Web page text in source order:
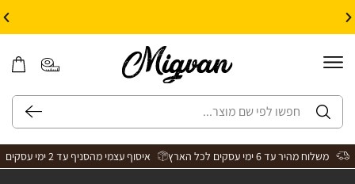
משלוח מהיר עד 6 ימי עסקים לכל הארץ איסוף עצמי מהסניף עד 2 ימי עסקים